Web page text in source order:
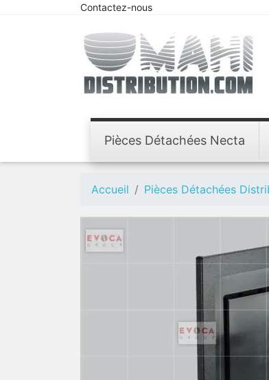
Contactez-nous
Pièces Détachées Necta
Accueil Pièces Détachées